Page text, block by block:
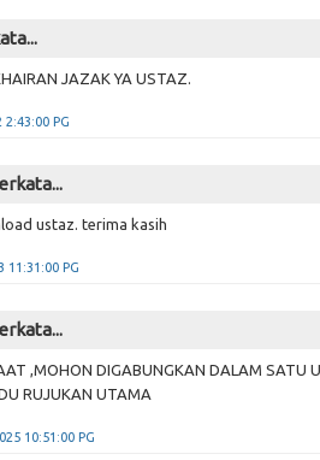
JAZAK YA USTAZ.
PG
ustaz. terima kasih
11:31:00 PG
,MOHON DIGABUNGKAN DALAM SATU
RUJUKAN UTAMA
10:51:00 PG